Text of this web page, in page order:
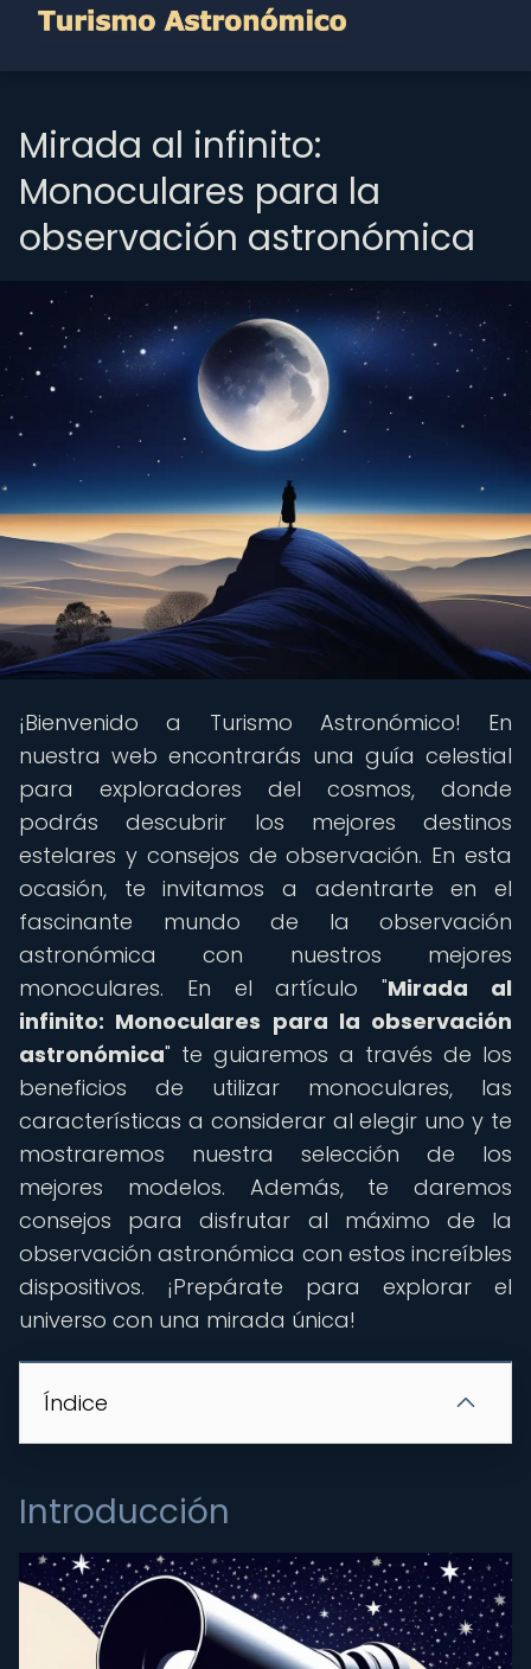
Mirada al infinito:
Monoculares para la
observación astronómica
¡Bienvenido a Turismo Astronómico! En
nuestra web encontrarás una guía celestial
para exploradores del cosmos, donde
podrás descubrir los mejores destinos
estelares y consejos de observación. En esta
ocasión, te invitamos a adentrarte en el
fascinante mundo de la observación
astronómica con nuestros mejores
monoculares. En el artículo "Mirada al
infinito: Monoculares para la observación
astronómica" te guiaremos a través de los
beneficios de utilizar monoculares, las
características a considerar al elegir uno y te
mostraremos nuestra selección de los
mejores modelos. Además, te daremos
consejos para disfrutar al máximo de la
observación astronómica con estos increíbles
dispositivos. ¡Prepárate para explorar el
universo con una mirada única!
Índice
Introducción